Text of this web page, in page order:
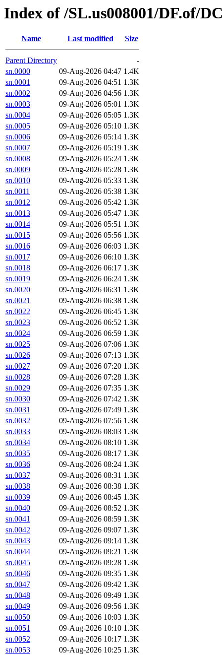
Index of /SL.us008001/DF.of/
Name Last modified Size
Parent Directory
-
sn.0000
09-Aug-2026 04:47 1.4K
sn.0001
09-Aug-2026 04:51 1.3K
sn.0002
09-Aug-2026 04:56 1.3K
sn.0003
09-Aug-2026 05:01 1.3K
sn.0004
09-Aug-2026 05:05 1.3K
sn.0005
09-Aug-2026 05:10 1.3K
sn.0006
09-Aug-2026 05:14 1.3K
sn.0007
09-Aug-2026 05:19 1.3K
sn.0008
09-Aug-2026 05:24 1.3K
sn.0009
09-Aug-2026 05:28 1.3K
sn.0010
09-Aug-2026 05:33 1.3K
sn.0011
09-Aug-2026 05:38 1.3K
sn.0012
09-Aug-2026 05:42 1.3K
sn.0013
09-Aug-2026 05:47 1.3K
sn.0014
09-Aug-2026 05:51 1.3K
sn.0015
09-Aug-2026 05:56 1.3K
sn.0016
09-Aug-2026 06:03 1.3K
sn.0017
09-Aug-2026 06:10 1.3K
sn.0018
09-Aug-2026 06:17 1.3K
sn.0019
09-Aug-2026 06:24 1.3K
sn.0020
09-Aug-2026 06:31 1.3K
sn.0021
09-Aug-2026 06:38 1.3K
sn.0022
09-Aug-2026 06:45 1.3K
sn.0023
09-Aug-2026 06:52 1.3K
sn.0024
09-Aug-2026 06:59 1.3K
sn.0025
09-Aug-2026 07:06 1.3K
sn.0026
09-Aug-2026 07:13 1.3K
sn.0027
09-Aug-2026 07:20 1.3K
sn.0028
09-Aug-2026 07:28 1.3K
sn.0029
09-Aug-2026 07:35 1.3K
sn.0030
09-Aug-2026 07:42 1.3K
sn.0031
09-Aug-2026 07:49 1.3K
sn.0032
09-Aug-2026 07:56 1.3K
sn.0033
09-Aug-2026 08:03 1.3K
sn.0034
09-Aug-2026 08:10 1.3K
sn.0035
09-Aug-2026 08:17 1.3K
sn.0036
09-Aug-2026 08:24 1.3K
sn.0037
09-Aug-2026 08:31 1.3K
sn.0038
09-Aug-2026 08:38 1.3K
sn.0039
09-Aug-2026 08:45 1.3K
sn.0040
09-Aug-2026 08:52 1.3K
sn.0041
09-Aug-2026 08:59 1.3K
sn.0042
09-Aug-2026 09:07 1.3K
sn.0043
09-Aug-2026 09:14 1.3K
sn.0044
09-Aug-2026 09:21 1.3K
sn.0045
09-Aug-2026 09:28 1.3K
sn.0046
09-Aug-2026 09:35 1.3K
sn.0047
09-Aug-2026 09:42 1.3K
sn.0048
09-Aug-2026 09:49 1.3K
sn.0049
09-Aug-2026 09:56 1.3K
sn.0050
09-Aug-2026 10:03 1.3K
sn.0051
09-Aug-2026 10:10 1.3K
sn.0052
09-Aug-2026 10:17 1.3K
sn.0053
09-Aug-2026 10:25 1.3K